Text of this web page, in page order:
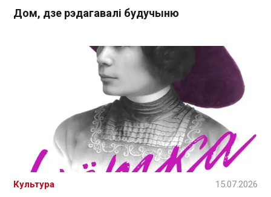
Дом, дзе рэдагавалі будучыню
Культура 15.07.2026